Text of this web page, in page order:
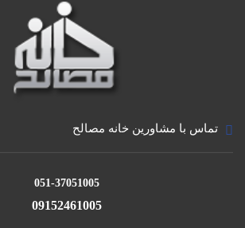
تماس با مشاورین خانه مصالح
051-37051005
09152461005